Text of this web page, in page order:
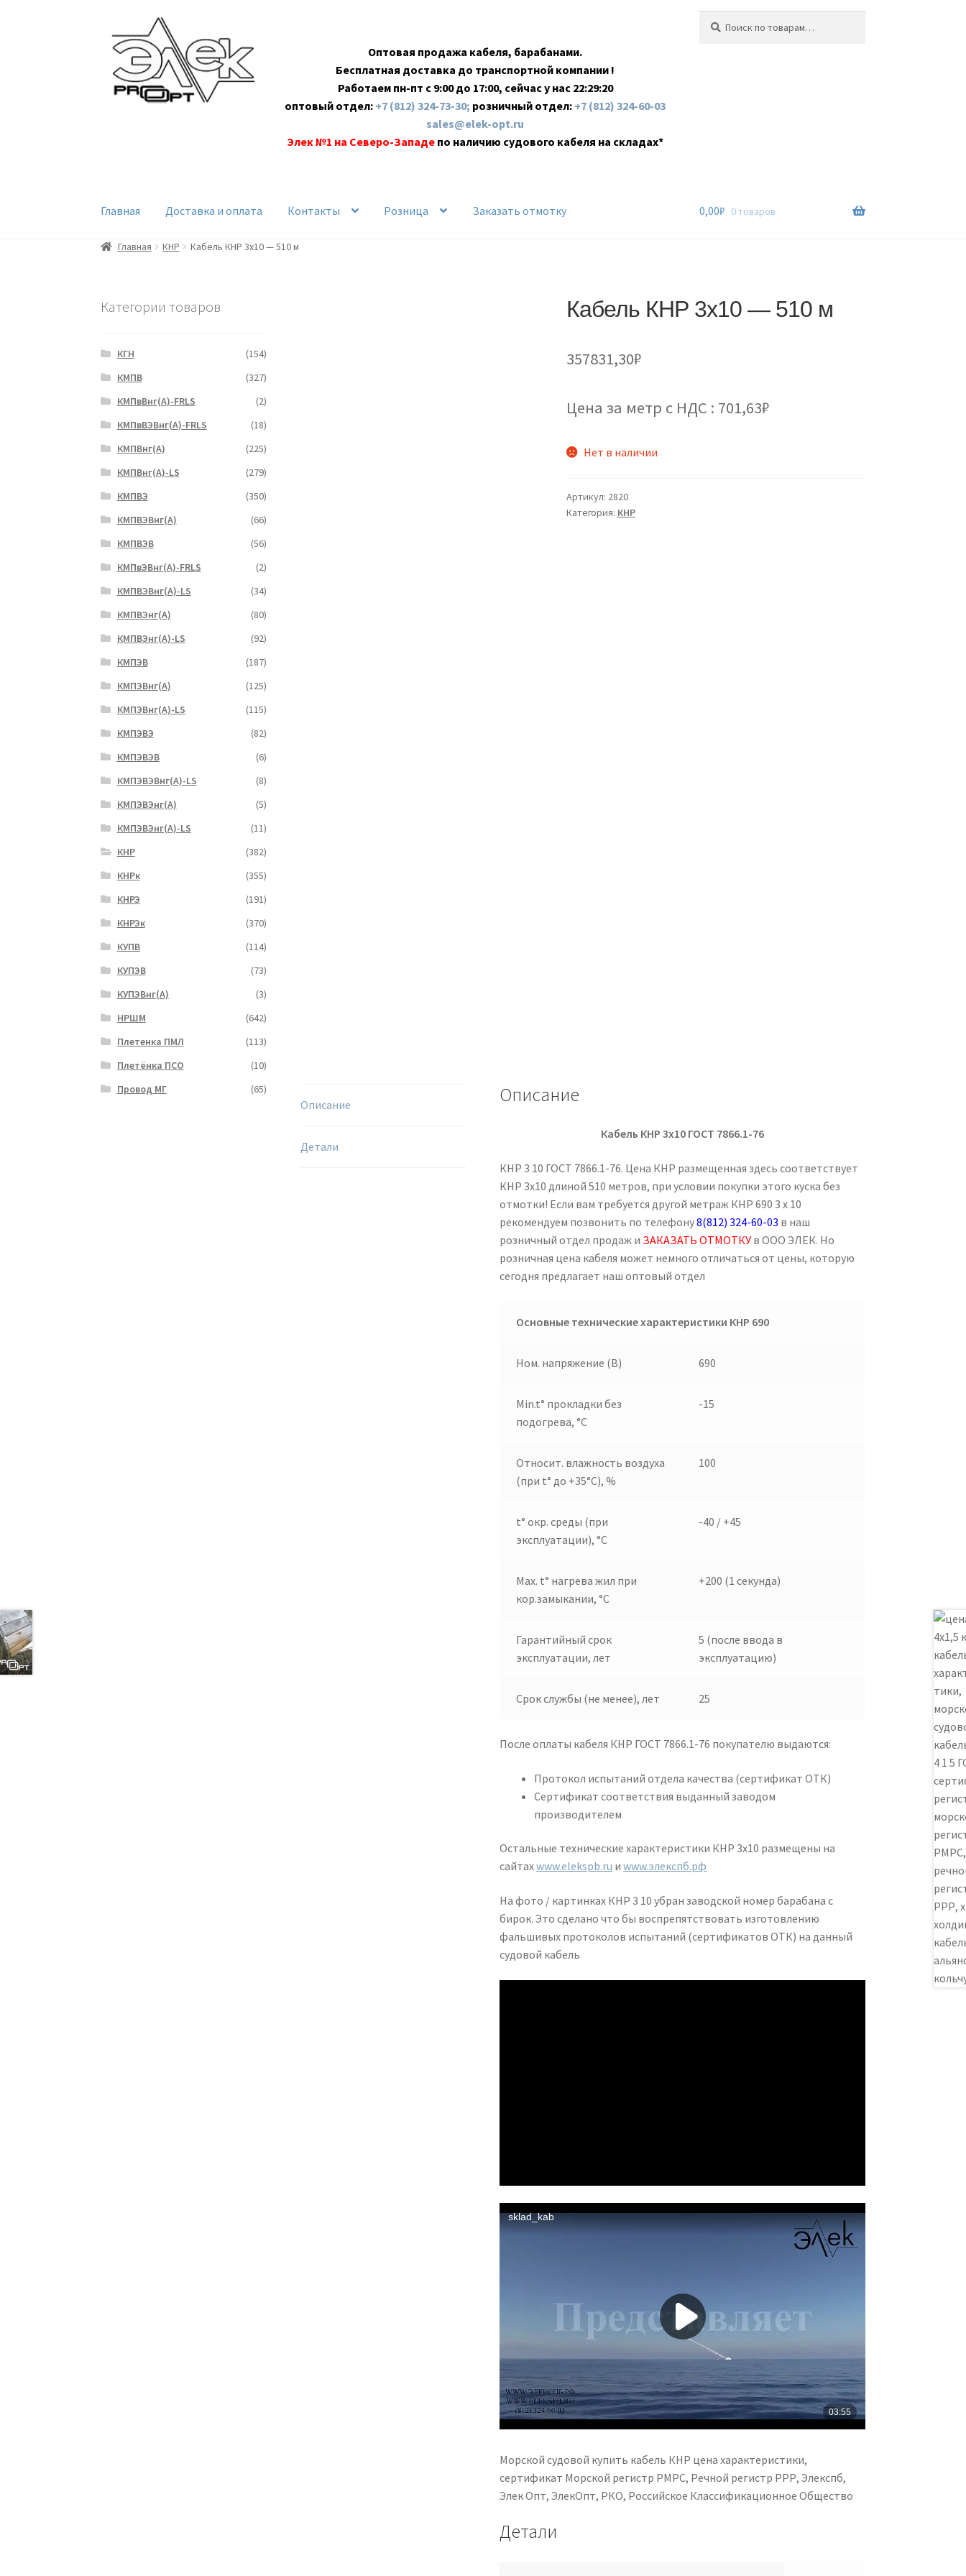
навигации
содержимому
Оптовая продажа кабеля, барабанами.
Бесплатная доставка до транспортной компании !
Работаем пн-пт с 9:00 до 17:00, сейчас у нас 22:29:21
оптовый отдел: +7 (812) 324-73-30; розничный отдел: +7 (812) 324-60-03
sales@elek-opt.ru
Элек №1 на Северо-Западе по наличию судового кабеля на складах*
Главная Доставка и оплата Контакты Розница Заказать отмотку 0,00₽ 0 товаров
Главная КНР Кабель КНР 3х10 — 510 м
Кабель КНР 3х10 — 510 м
357831,30₽
Цена за метр с НДС : 701,63₽
Нет в наличии
Артикул: 2820
Категория: КНР
Описание
Детали
Описание
Кабель КНР 3х10 ГОСТ 7866.1-76
КНР 3 10 ГОСТ 7866.1-76. Цена КНР размещенная здесь соответствует
КНР 3х10 длиной 510 метров, при условии покупки этого куска без
отмотки! Если вам требуется другой метраж КНР 690 3 х 10
рекомендуем позвонить по телефону8(812) 324-60-03 в наш
розничный отдел продаж и ЗАКАЗАТЬ ОТМОТКУ в ООО ЭЛЕК. Но
розничная цена кабеля может немного отличаться от цены, которую
сегодня предлагает наш оптовый отдел
Основные технические характеристики КНР 690
Ном. напряжение (В) 690
Min.t° прокладки без
подогрева, °C
-15
Относит. влажность воздуха
(при t° до +35°C), %
100
t° окр. среды (при
эксплуатации), °C
-40 / +45
Max. t° нагрева жил при
кор.замыкании, °C
+200 (1 секунда)
Гарантийный срок
эксплуатации, лет
5 (после ввода в
эксплуатацию)
Срок службы (не менее), лет 25
После оплаты кабеля КНР ГОСТ 7866.1-76 покупателю выдаются:
Протокол испытаний отдела качества (сертификат ОТК)
Сертификат соответствия выданный заводом
производителем
Остальные технические характеристики КНР 3х10 размещены на
сайтахwww.elekspb.ru иwww.элекспб.рф
На фото / картинках КНР 3 10 убран заводской номер барабана с
бирок. Это сделано что бы воспрепятствовать изготовлению
фальшивых протоколов испытаний (сертификатов ОТК) на данный
судовой кабель
Морской судовой купить кабель КНР цена характеристики,
сертификат Морской регистр РМРС, Речной регистр РРР, Элекспб,
Элек Опт, ЭлекОпт, РКО, Российское Классификационное Общество
Детали
Категории товаров
КГН
(154)
КМПВ
(327)
КМПвВнг(А)-FRLS
(2)
КМПвВЭВнг(А)-FRLS
(18)
КМПВнг(А)
(225)
КМПВнг(А)-LS
(279)
КМПВЭ
(350)
КМПВЭBнг(А)
(66)
КМПВЭВ
(56)
КМПвЭВнг(А)-FRLS
(2)
КМПВЭВнг(А)-LS
(34)
КМПВЭнг(А)
(80)
КМПВЭнг(А)-LS
(92)
КМПЭВ
(187)
КМПЭВнг(А)
(125)
КМПЭВнг(А)-LS
(115)
КМПЭВЭ
(82)
КМПЭВЭВ
(6)
КМПЭВЭВнг(А)-LS
(8)
КМПЭВЭнг(А)
(5)
КМПЭВЭнг(А)-LS
(11)
КНР
(382)
КНРк
(355)
КНРЭ
(191)
КНРЭк
(370)
КУПВ
(114)
КУПЭВ
(73)
КУПЭВнг(А)
(3)
НРШМ
(642)
Плетенка ПМЛ
(113)
Плетёнка ПСО
(10)
Провод МГ
(65)